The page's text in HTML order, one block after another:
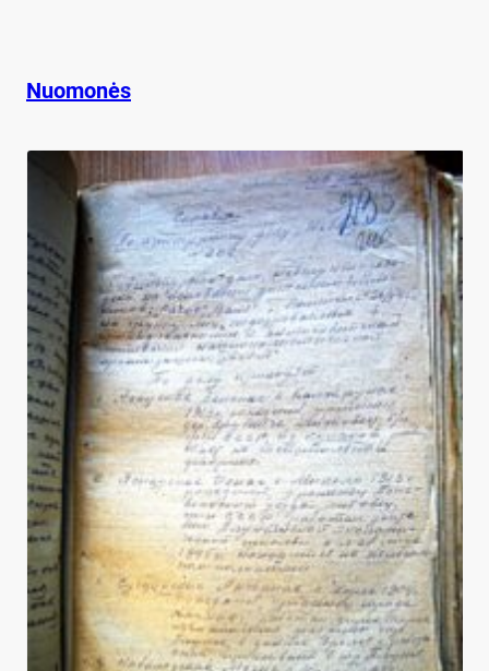
Nuomonės